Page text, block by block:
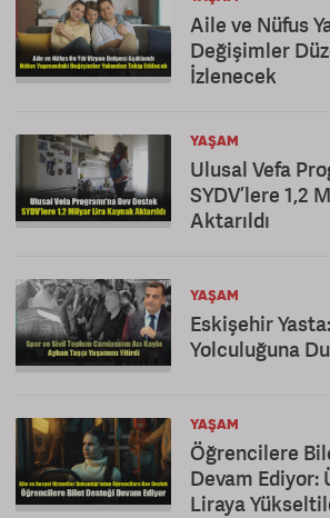
Aile ve Nüfus
Değişimler
İzlenecek
YAŞAM
Ulusal Vefa
SYDV’lere 1,2
Aktarıldı
YAŞAM
Eskişehir
Yolculuğuna
YAŞAM
Öğrencilere
Devam Ediyor:
Liraya